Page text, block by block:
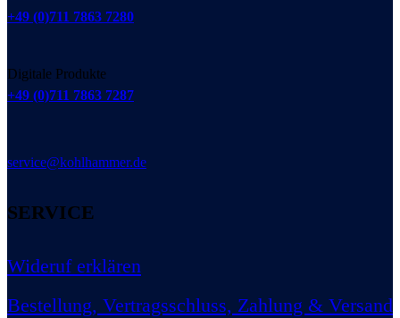
+49 (0)711 7863 7280
Digitale Produkte
+49 (0)711 7863 7287
service@kohlhammer.de
SERVICE
Wideruf erklären
Bestellung, Vertragsschluss, Zahlung & Versand